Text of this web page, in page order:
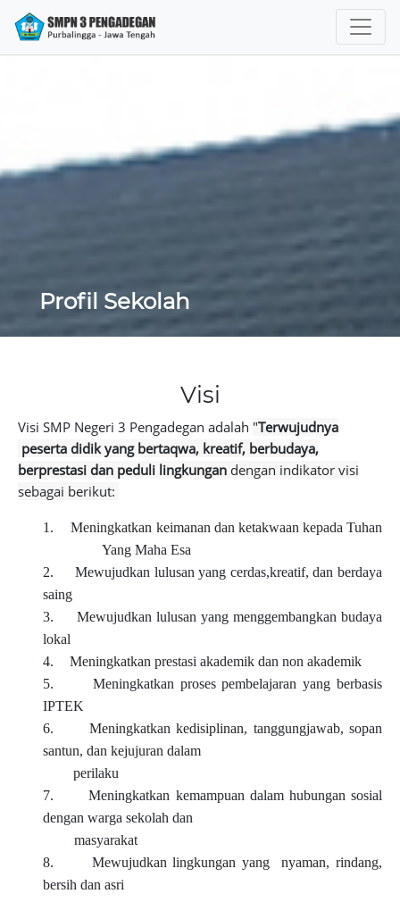
Profil Sekolah
Visi
Visi SMP Negeri 3 Pengadegan adalah "Terwujudnya
peserta didik yang bertaqwa, kreatif, berbudaya,
berprestasi dan peduli lingkungan dengan indikator visi
sebagai berikut:
1.
Meningkatkan keimanan dan ketakwaan kepada Tuhan
Yang Maha Esa
2.
Mewujudkan lulusan yang cerdas,kreatif, dan berdaya
saing
3.
Mewujudkan lulusan yang menggembangkan budaya
lokal
4.
Meningkatkan prestasi akademik dan non akademik
5.
Meningkatkan proses pembelajaran yang berbasis
IPTEK
6.
Meningkatkan kedisiplinan, tanggungjawab, sopan
santun, dan kejujuran dalam
perilaku
7.
Meningkatkan kemampuan dalam hubungan sosial
dengan warga sekolah dan
masyarakat
8.
Mewujudkan lingkungan yang nyaman, rindang,
bersih dan asri